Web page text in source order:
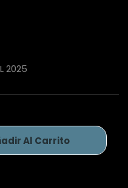
2025
Al Carrito